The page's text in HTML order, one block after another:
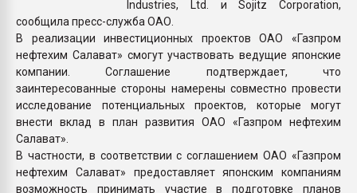
Industries, Ltd. и Sojitz Corporation,
сообщила пресс-служба ОАО.
В реализации инвестиционных проектов ОАО «Газпром
нефтехим Салават» смогут участвовать ведущие японские
компании. Соглашение подтверждает, что
заинтересованные стороны намерены совместно провести
исследование потенциальных проектов, которые могут
внести вклад в план развития ОАО «Газпром нефтехим
Салават».
В частности, в соответствии с соглашением ОАО «Газпром
нефтехим Салават» предоставляет японским компаниям
возможность принимать участие в подготовке планов